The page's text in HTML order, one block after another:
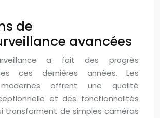
de
avancées
a fait des progrès
ces dernières années. Les
offrent une qualité
et des fonctionnalités
transforment de simples caméras